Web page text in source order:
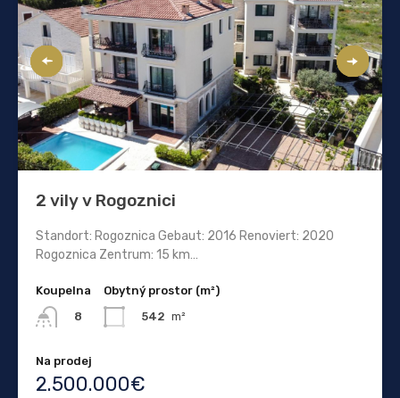
2 vily v Rogoznici
Standort: Rogoznica Gebaut: 2016 Renoviert: 2020
Rogoznica Zentrum: 15 km…
Koupelna
8
Obytný prostor (m²)
542 m²
Na prodej
2.500.000€